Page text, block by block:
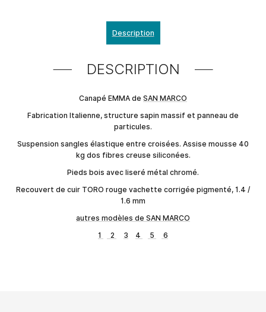
Description
DESCRIPTION
Canapé EMMA de SAN MARCO
Fabrication Italienne, structure sapin massif et panneau de
particules.
Suspension sangles élastique entre croisées. Assise mousse 40
kg dos fibres creuse siliconées.
Pieds bois avec liseré métal chromé.
Recouvert de cuir TORO rouge vachette corrigée pigmenté, 1.4 /
1.6 mm
autres modèles de SAN MARCO
1
2 3 4 5 6